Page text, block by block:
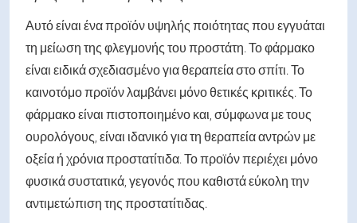
Αυτό είναι ένα προϊόν υψηλής ποιότητας που εγγυάται
τη μείωση της φλεγμονής του προστάτη. Το φάρμακο
είναι ειδικά σχεδιασμένο για θεραπεία στο σπίτι. Το
καινοτόμο προϊόν λαμβάνει μόνο θετικές κριτικές. Το
φάρμακο είναι πιστοποιημένο και, σύμφωνα με τους
ουρολόγους, είναι ιδανικό για τη θεραπεία αντρών με
οξεία ή χρόνια προστατίτιδα. Το προϊόν περιέχει μόνο
φυσικά συστατικά, γεγονός που καθιστά εύκολη την
αντιμετώπιση της προστατίτιδας.